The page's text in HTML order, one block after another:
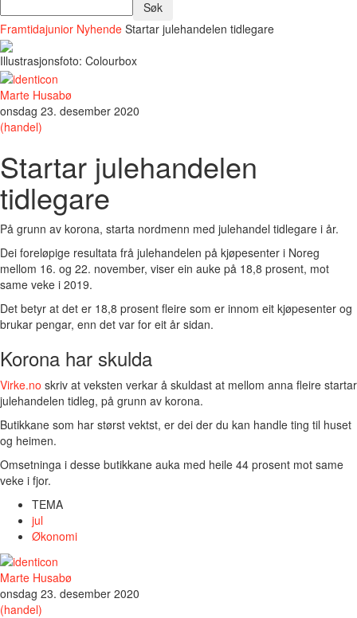
Framtidajunior Nyhende Startar julehandelen tidlegare
Illustrasjonsfoto: Colourbox
Marte Husabø
onsdag 23. desember 2020
(handel)
Startar julehandelen
tidlegare
På grunn av korona, starta nordmenn med julehandel tidlegare i år.
Dei foreløpige resultata frå julehandelen på kjøpesenter i Noreg
mellom 16. og 22. november, viser ein auke på 18,8 prosent, mot
same veke i 2019.
Det betyr at det er 18,8 prosent fleire som er innom eit kjøpesenter og
brukar pengar, enn det var for eit år sidan.
Korona har skulda
Virke.no skriv at veksten verkar å skuldast at mellom anna fleire startar
julehandelen tidleg, på grunn av korona.
Butikkane som har størst vektst, er dei der du kan handle ting til huset
og heimen.
Omsetninga i desse butikkane auka med heile 44 prosent mot same
veke i fjor.
TEMA
jul
Økonomi
Marte Husabø
onsdag 23. desember 2020
(handel)